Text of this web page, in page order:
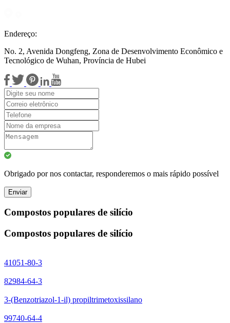
Endereço:
No. 2, Avenida Dongfeng, Zona de Desenvolvimento Econômico e
Tecnológico de Wuhan, Província de Hubei
Obrigado por nos contactar, responderemos o mais rápido possível
Enviar
Compostos populares de silício
Compostos populares de silício
41051-80-3
82984-64-3
3-(Benzotriazol-1-il) propiltrimetoxissilano
99740-64-4